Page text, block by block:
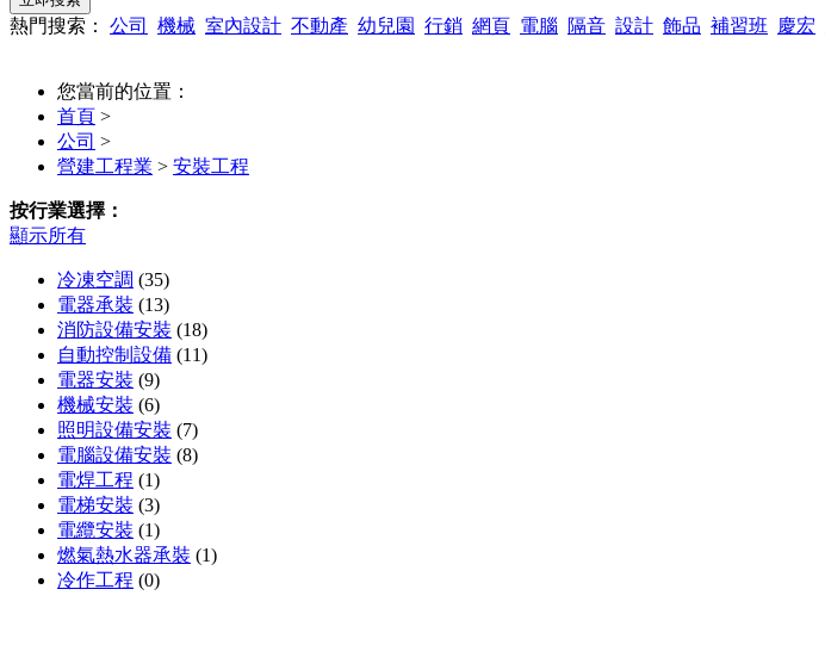
熱門搜索： 公司 機械 室內設計 不動產 幼兒園 行銷 網頁 電腦 隔音 設計 飾品 補習班 慶宏
您當前的位置：
首頁 >
公司 >
營建工程業 > 安裝工程
按行業選擇：
顯示所有
冷凍空調 (35)
電器承裝 (13)
消防設備安裝 (18)
自動控制設備 (11)
電器安裝 (9)
機械安裝 (6)
照明設備安裝 (7)
電腦設備安裝 (8)
電焊工程 (1)
電梯安裝 (3)
電纜安裝 (1)
燃氣熱水器承裝 (1)
冷作工程 (0)